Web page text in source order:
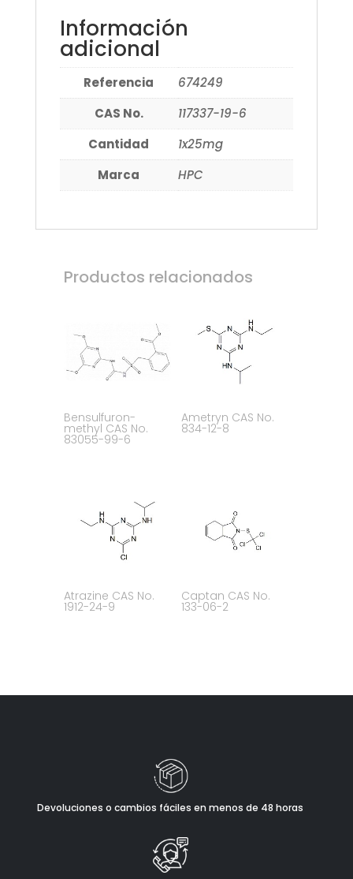
Información
adicional
Referencia
674249
CAS No.
117337-19-6
Cantidad
1x25mg
Marca
HPC
Productos relacionados
Bensulfuron-
methyl CAS No.
83055-99-6
Ametryn CAS No.
834-12-8
Atrazine CAS No.
1912-24-9
Captan CAS No.
133-06-2
Devoluciones o cambios fáciles en menos de 48 horas